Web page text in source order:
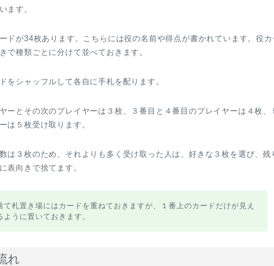
ます。
ドが34枚あります。こちらには役の名前や得点が書かれています。役カ
で種類ごとに分けて並べておきます。
をシャッフルして各自に手札を配ります。
ーとその次のプレイヤーは３枚、３番目と４番目のプレイヤーは４枚、
は５枚受け取ります。
は３枚のため、それよりも多く受け取った人は、好きな３枚を選び、残
表向きで捨てます。
て札置き場にはカードを重ねておきますが、１番上のカードだけが見え
ように置いておきます。
れ